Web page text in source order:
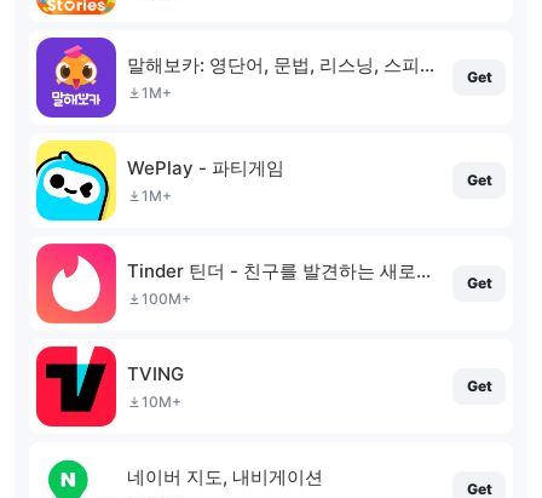
말해보카: 영단어, 문법, 리스닝, 스피킹, 영어 공부
1M+
Get
WePlay - 파티게임
1M+
Get
Tinder 틴더 - 친구를 발견하는 새로운 방법
100M+
Get
TVING
10M+
Get
네이버 지도, 내비게이션
Get